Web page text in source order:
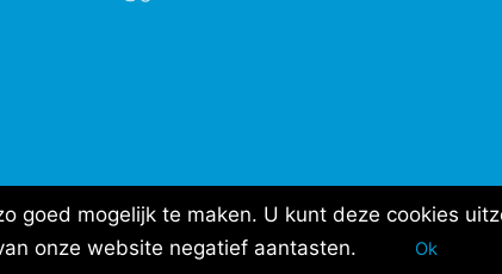
goed mogelijk te maken. U kunt deze cookies
onze website negatief aantasten.
Ok